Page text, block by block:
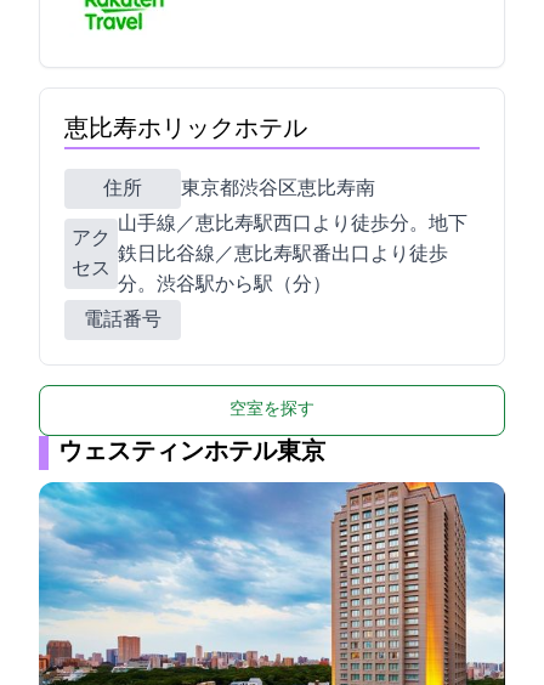
恵比寿ホリックホテル
住所 東京都渋谷区恵比寿南1-16-8
アク
セス
JR山手線／恵比寿駅西口より徒歩5分。地下
鉄日比谷線／恵比寿駅1番出口より徒歩5
分。渋谷駅から1駅（2分）
電話番号
空室を探す
ウェスティンホテル東京